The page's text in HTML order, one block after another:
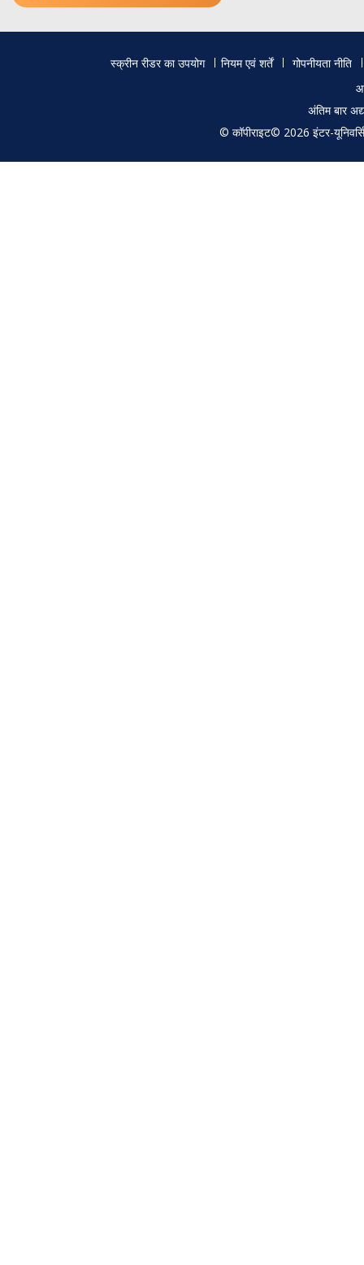
स्क्रीन रीडर का उपयोग नियम एवं शर्तें
गोपनीयता नीति
अंतिम बार
© कॉपीराइट© 2026 इंटर-